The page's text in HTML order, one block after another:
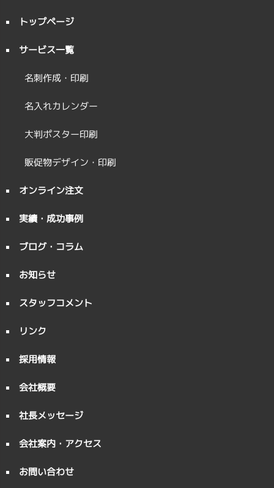
トップページ
サービス一覧
名刺作成・印刷
名入れカレンダー
大判ポスター印刷
販促物デザイン・印刷
オンライン注文
実績・成功事例
ブログ・コラム
お知らせ
スタッフコメント
リンク
採用情報
会社概要
社長メッセージ
会社案内・アクセス
お問い合わせ